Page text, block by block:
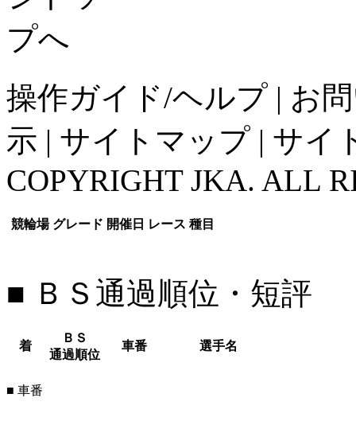
操作ガイド/ヘルプ | お
示 | サイトマップ | サイ
COPYRIGHT JKA. ALL
競輪場 グレード 開催日 レース 種目
■ ＢＳ通過順位・短評
着
ＢＳ
通過順位
車番 選手名
■ 車番